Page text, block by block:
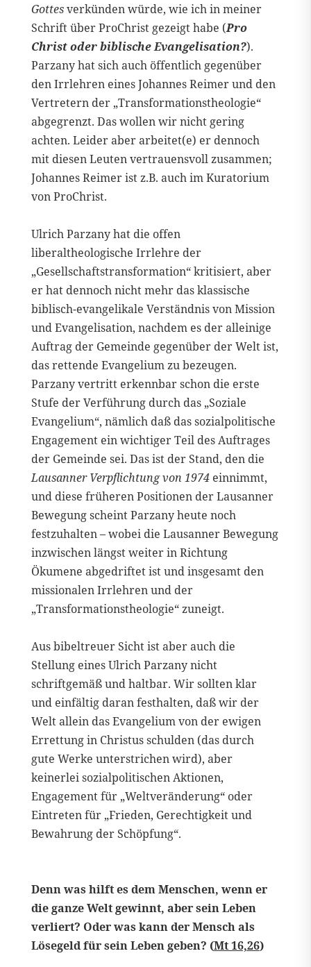
Gottesverkünden würde, wie ich in meiner
Schrift über ProChrist gezeigt habe (Pro
Christ oder biblische Evangelisation?).
Parzany hat sich auch öffentlich gegenüber
den Irrlehren eines Johannes Reimer und den
Vertretern der „Transformationstheologie“
abgegrenzt. Das wollen wir nicht gering
achten. Leider aber arbeitet(e) er dennoch
mit diesen Leuten vertrauensvoll zusammen;
Johannes Reimer ist z.B. auch im Kuratorium
von ProChrist.
Ulrich Parzany hat die offen
liberaltheologische Irrlehre der
„Gesellschaftstransformation“ kritisiert, aber
er hat dennoch nicht mehr das klassische
biblisch-evangelikale Verständnis von Mission
und Evangelisation, nachdem es der alleinige
Auftrag der Gemeinde gegenüber der Welt ist,
das rettende Evangelium zu bezeugen.
Parzany vertritt erkennbar schon die erste
Stufe der Verführung durch das „Soziale
Evangelium“, nämlich daß das sozialpolitische
Engagement ein wichtiger Teil des Auftrages
der Gemeinde sei. Das ist der Stand, den die
Lausanner Verpflichtung von 1974einnimmt,
und diese früheren Positionen der Lausanner
Bewegung scheint Parzany heute noch
festzuhalten – wobei die Lausanner Bewegung
inzwischen längst weiter in Richtung
Ökumene abgedriftet ist und insgesamt den
missionalen Irrlehren und der
„Transformationstheologie“ zuneigt.
Aus bibeltreuer Sicht ist aber auch die
Stellung eines Ulrich Parzany nicht
schriftgemäß und haltbar. Wir sollten klar
und einfältig daran festhalten, daß wir der
Welt allein das Evangelium von der ewigen
Errettung in Christus schulden (das durch
gute Werke unterstrichen wird), aber
keinerlei sozialpolitischen Aktionen,
Engagement für „Weltveränderung“ oder
Eintreten für „Frieden, Gerechtigkeit und
Bewahrung der Schöpfung“.
Denn was hilft es dem Menschen, wenn er
die ganze Welt gewinnt, aber sein Leben
verliert? Oder was kann der Mensch als
Lösegeld für sein Leben geben? (Mt 16,26)